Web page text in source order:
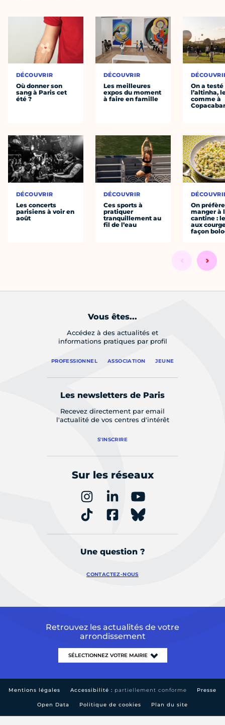
DÉCOUVRIR
Où donner son
sang à Paris cet
été ?
DÉCOUVRIR
Les concerts
parisiens à voir en
août
DÉCOUVRIR
Les meilleures
expos du moment
à faire en famille
DÉCOUVRIR
Ces sports à
pratiquer
tranquillement au
fil de l’eau
On a testé
l’altinha,
comme à
On préfère
manger à
cantine :
aux
façon
Vous êtes...
Accédez à des actualités et
informations pratiques par profil
PROFESSIONNEL ASSOCIATION JEUNE
Les newsletters de Paris
Recevez directement par email
l'actualité de vos centres d'intérêt
S'INSCRIRE
Sur les réseaux
Une question ?
CONTACTEZ-NOUS
Retrouvez les actualités de votre
arrondissement
Mentions légales Accessibilité : partiellement conforme Presse
Open Data Politique de cookies Plan du site